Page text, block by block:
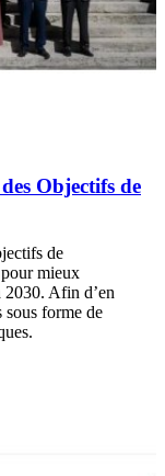
Objectifs de
de
mieux
2030. Afin d’en
sous forme de